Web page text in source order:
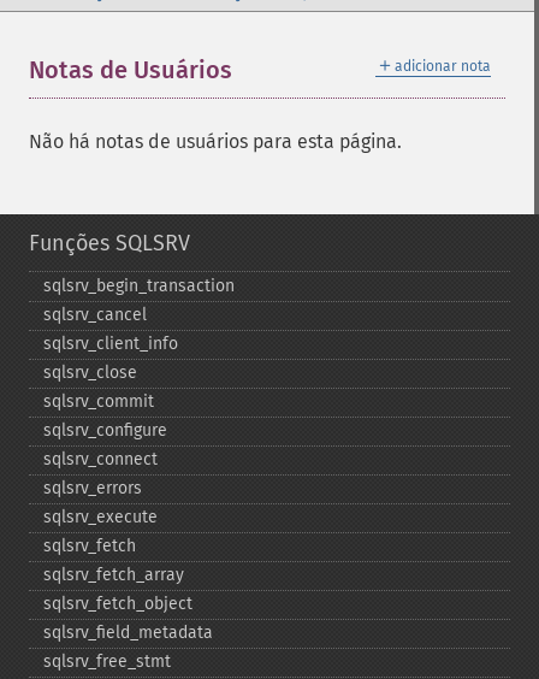
＋ adicionar nota
Notas de Usuários
Não há notas de usuários para esta página.
Funções SQLSRV
sqlsrv_​begin_​transaction
sqlsrv_​cancel
sqlsrv_​client_​info
sqlsrv_​close
sqlsrv_​commit
sqlsrv_​configure
sqlsrv_​connect
sqlsrv_​errors
sqlsrv_​execute
sqlsrv_​fetch
sqlsrv_​fetch_​array
sqlsrv_​fetch_​object
sqlsrv_​field_​metadata
sqlsrv_​free_​stmt